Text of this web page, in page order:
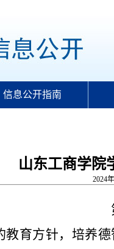
信息公开指南
山东工商学院
2024
教育方针，培养